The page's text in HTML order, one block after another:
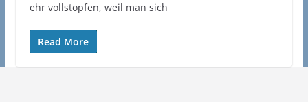
ehr vollstopfen, weil man sich
Read More